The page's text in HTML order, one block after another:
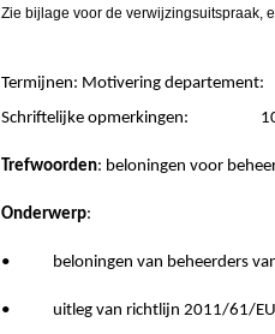
Zie bijlage voor de verwijzingsuitspraak,
Termijnen: Motivering
Schriftelijke opmerkingen: 10
Trefwoorden: beloningen voor
Onderwerp:
• beloningen van beheerders van
• uitleg van richtlijn 2011/61/EU